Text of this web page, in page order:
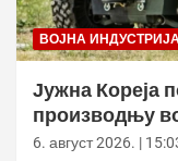
ВОЈНА
Јужна Кореја
производњу
6. август 2026. |